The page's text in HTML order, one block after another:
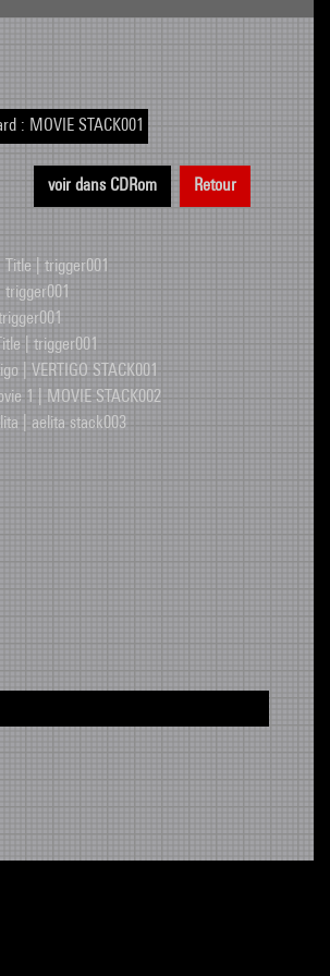
: MOVIE STACK001
voir dans CDRom Retour
Title | trigger001
trigger001
| trigger001
| VERTIGO STACK001
1 | MOVIE STACK002
| aelita stack003